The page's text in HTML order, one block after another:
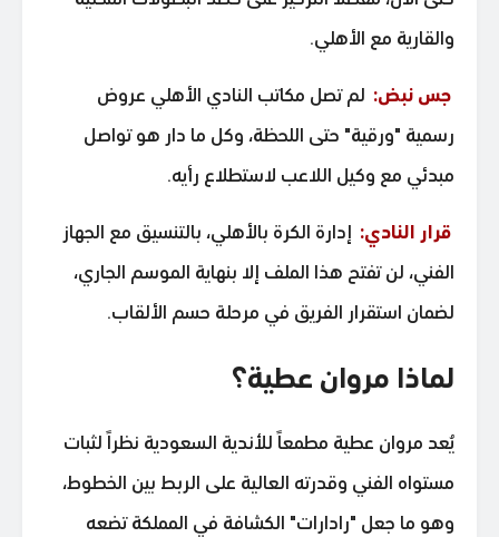
والقارية مع الأهلي.
جس نبض: لم تصل مكاتب النادي الأهلي عروض
رسمية "ورقية" حتى اللحظة، وكل ما دار هو تواصل
مبدئي مع وكيل اللاعب لاستطلاع رأيه.
قرار النادي: إدارة الكرة بالأهلي، بالتنسيق مع الجهاز
الفني، لن تفتح هذا الملف إلا بنهاية الموسم الجاري،
لضمان استقرار الفريق في مرحلة حسم الألقاب.
لماذا مروان عطية؟
يُعد مروان عطية مطمعاً للأندية السعودية نظراً لثبات
مستواه الفني وقدرته العالية على الربط بين الخطوط،
وهو ما جعل "رادارات" الكشافة في المملكة تضعه